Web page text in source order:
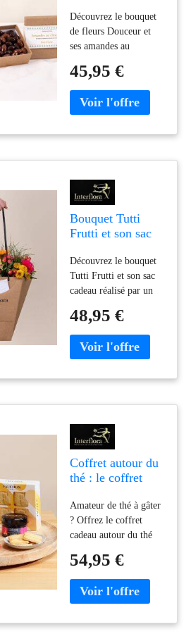
en cadeau -
Interflora
Découvrez le bouquet
de fleurs Douceur et
ses amandes au
confectionnés par un
artisan fleuriste.
Livraison le jour
propre.
45,95 €
Bouquet Tutti
Frutti et son sac
Interflora
Découvrez le bouquet
Tutti Frutti et son sac
cadeau réalisé par un
réseau Interflora.
Livraison rapide avec
remise en main propre
48,95 €
Coffret autour du
thé : le coffret
offrir - Interflora
Amateur de thé à gâter
? Offrez le coffret
cadeau autour du thé
sélection raffinée à
découvrir. Livraison en
24h dans toute la
54,95 €